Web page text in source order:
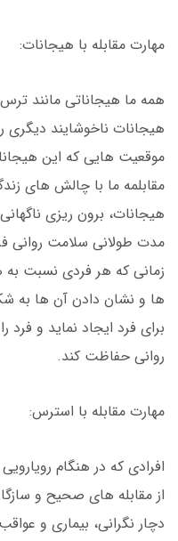
مهارت مقابله با هیجانات:
همه ما هیجاناتی مانند
هیجانات ناخوشایند دیگری
موقعیت هایی که این
مقابلمه ما با چالش های
هیجانات، برون ریزی
مدت طولانی سلامت روانی
زمانی که هر فردی نسبت
ها و نشان دادن آن ها به
برای فرد ایجاد نماید و
روانی حفاظت کند.
مهارت مقابله با استرس:
افرادی که در هنگام
از مقابله های صحیح و
دچار نگرانی، بیماری و